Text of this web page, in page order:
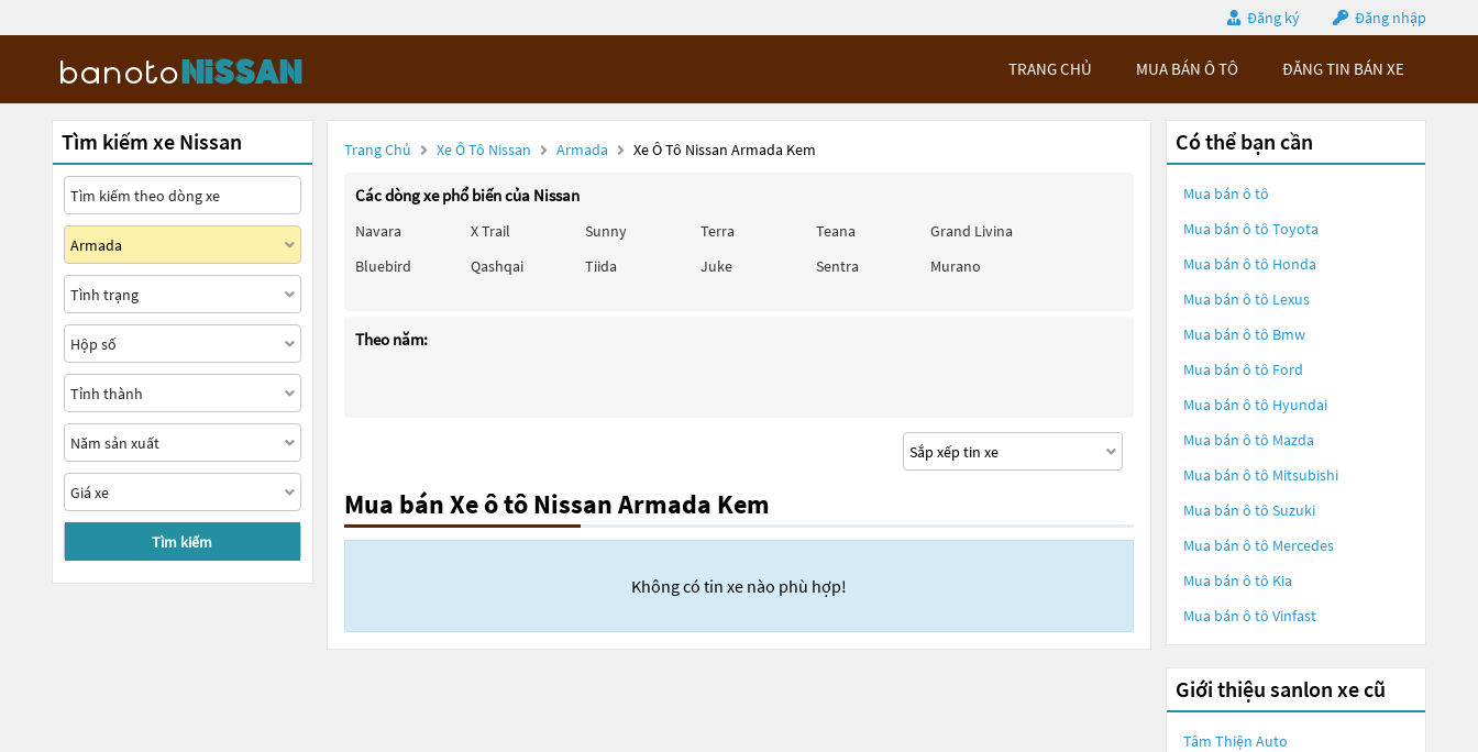
Đăng ký Đăng nhập
TRANG CHỦ MUA BÁN Ô TÔ ĐĂNG TIN BÁN XE
Tìm kiếm xe Nissan
Tìm kiếm
Trang Chủ Xe Ô Tô Nissan Armada Xe Ô Tô Nissan Armada Kem
Các dòng xe phổ biến của Nissan
Navara X Trail Sunny Terra Teana
Grand Livina
Bluebird
Qashqai Tiida Juke Sentra Murano
Theo năm:
Mua bán Xe ô tô Nissan Armada Kem
Không có tin xe nào phù hợp!
Có thể bạn cần
Mua bán ô tô
Mua bán ô tô Toyota
Mua bán ô tô Honda
Mua bán ô tô Lexus
Mua bán ô tô Bmw
Mua bán ô tô Ford
Mua bán ô tô Hyundai
Mua bán ô tô Mazda
Mua bán ô tô Mitsubishi
Mua bán ô tô Suzuki
Mua bán ô tô Mercedes
Mua bán ô tô Kia
Mua bán ô tô Vinfast
Giới thiệu sanlon xe cũ
Tâm Thiện Auto